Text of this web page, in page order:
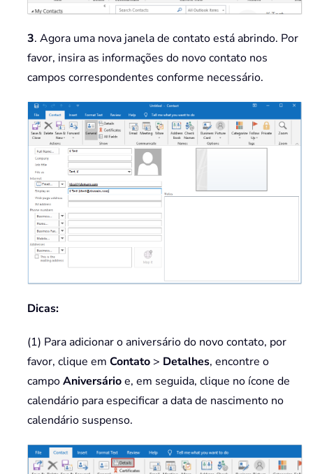
3. Agora uma nova janela de contato está abrindo. Por
favor, insira as informações do novo contato nos
campos correspondentes conforme necessário.
Dicas:
(1) Para adicionar o aniversário do novo contato, por
favor, clique em Contato > Detalhes, encontre o
campoAniversárioe, em seguida, clique no ícone de
calendário para especificar a data de nascimento no
calendário suspenso.